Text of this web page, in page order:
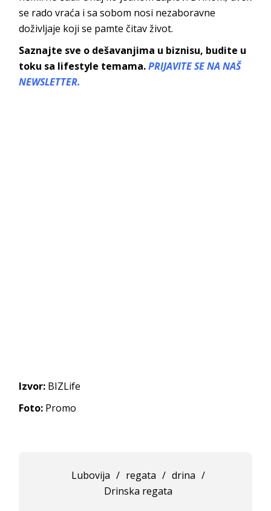
se rado vraća i sa sobom nosi nezaboravne
doživlјaje koji se pamte čitav život.
Saznajte sve o dešavanjima u biznisu, budite u
toku sa lifestyle temama.PRIJAVITE SE NA NAŠ
NEWSLETTER.
Izvor: BIZLife
Foto: Promo
Lubovija / regata / drina /
Drinska regata